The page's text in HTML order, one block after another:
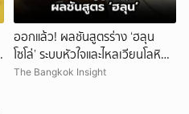
ออกแล้ว! ผลชันสูตรร่าง ‘ฮลุน
โซโล่’ ระบบหัวใจและไหลเวียนโลหิต
ล้มเหลว
The Bangkok Insight